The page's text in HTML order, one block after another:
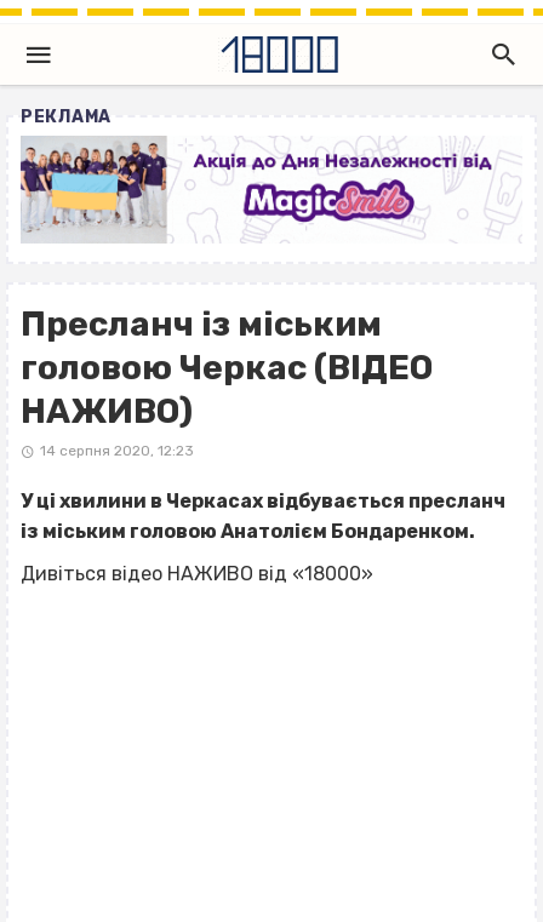
РЕКЛАМА
Пресланч із міським
головою Черкас (ВІДЕО
НАЖИВО)
14 серпня 2020, 12:23
У ці хвилини в Черкасах відбувається пресланч
із міським головою Анатолієм Бондаренком.
Дивіться відео НАЖИВО від «18000»